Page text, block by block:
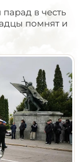
в честь
помнят и